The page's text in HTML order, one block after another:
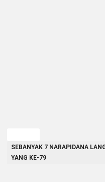
SEBANYAK 7 NARAPIDANA
YANG KE-79